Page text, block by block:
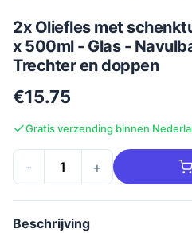
2x Oliefles met
x 500ml - Glas -
Trechter en doppen
€15.75
Gratis verzending binnen
- +
Beschrijving